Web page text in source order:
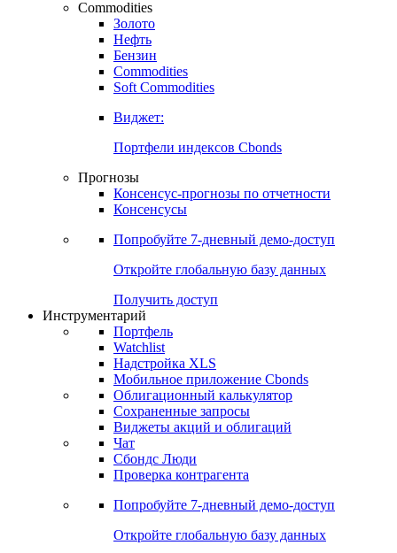
Commodities
Золото
Нефть
Бензин
Commodities
Soft Commodities
Виджет:
Портфели индексов Cbonds
Прогнозы
Консенсус-прогнозы по отчетности
Консенсусы
Попробуйте 7-дневный демо-доступ
Откройте глобальную базу данных
Получить доступ
Инструментарий
Портфель
Watchlist
Надстройка XLS
Мобильное приложение Cbonds
Облигационный калькулятор
Сохраненные запросы
Виджеты акций и облигаций
Чат
Сбондс Люди
Проверка контрагента
Попробуйте 7-дневный демо-доступ
Откройте глобальную базу данных